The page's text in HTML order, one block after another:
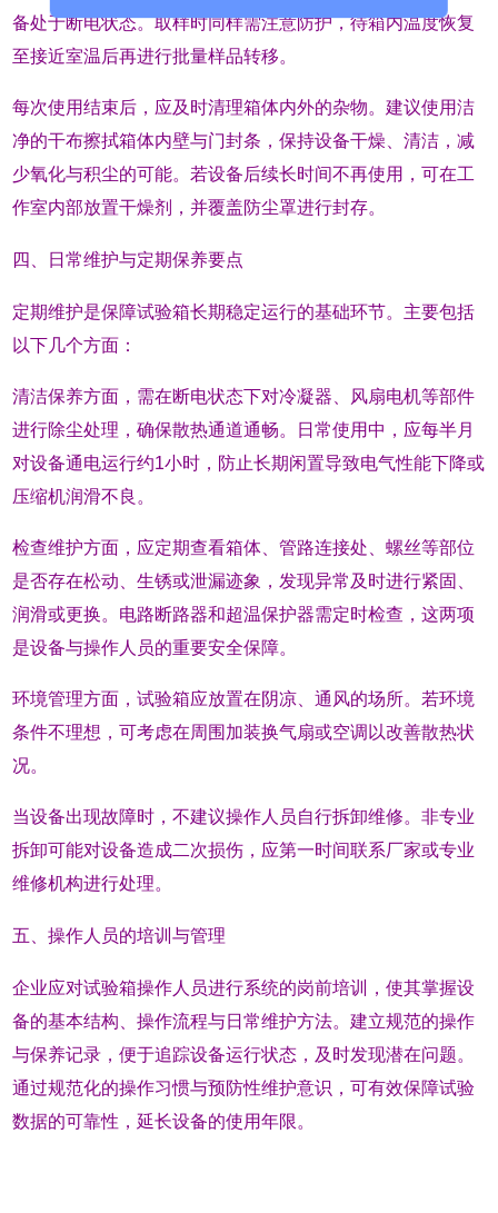
备处于断电状态。取样时同样需注意防护，待箱内温度恢复
至接近室温后再进行批量样品转移。
每次使用结束后，应及时清理箱体内外的杂物。建议使用洁
净的干布擦拭箱体内壁与门封条，保持设备干燥、清洁，减
少氧化与积尘的可能。若设备后续长时间不再使用，可在工
作室内部放置干燥剂，并覆盖防尘罩进行封存。
四、日常维护与定期保养要点
定期维护是保障试验箱长期稳定运行的基础环节。主要包括
以下几个方面：
清洁保养方面，需在断电状态下对冷凝器、风扇电机等部件
进行除尘处理，确保散热通道通畅。日常使用中，应每半月
对设备通电运行约1小时，防止长期闲置导致电气性能下降或
压缩机润滑不良。
检查维护方面，应定期查看箱体、管路连接处、螺丝等部位
是否存在松动、生锈或泄漏迹象，发现异常及时进行紧固、
润滑或更换。电路断路器和超温保护器需定时检查，这两项
是设备与操作人员的重要安全保障。
环境管理方面，试验箱应放置在阴凉、通风的场所。若环境
条件不理想，可考虑在周围加装换气扇或空调以改善散热状
况。
当设备出现故障时，不建议操作人员自行拆卸维修。非专业
拆卸可能对设备造成二次损伤，应第一时间联系厂家或专业
维修机构进行处理。
五、操作人员的培训与管理
企业应对试验箱操作人员进行系统的岗前培训，使其掌握设
备的基本结构、操作流程与日常维护方法。建立规范的操作
与保养记录，便于追踪设备运行状态，及时发现潜在问题。
通过规范化的操作习惯与预防性维护意识，可有效保障试验
数据的可靠性，延长设备的使用年限。